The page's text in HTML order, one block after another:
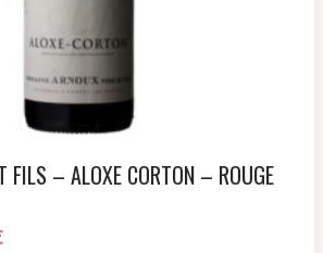
FILS – ALOXE CORTON – ROUGE
Le